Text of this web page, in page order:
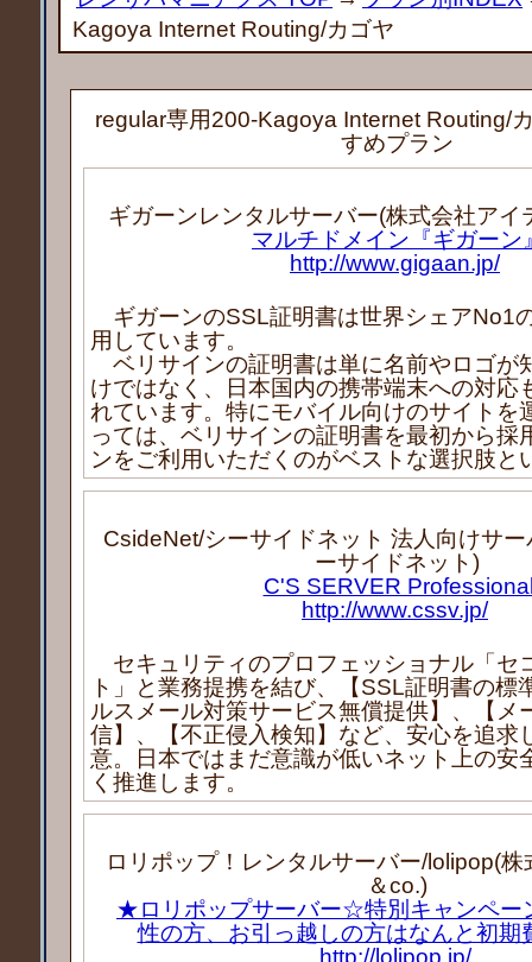
Kagoya Internet Routing/カゴヤ
regular専用200-Kagoya Internet Routing/
すめプラン
ギガーンレンタルサーバー(株式会社アイ
マルチドメイン『ギガーン
http://www.gigaan.jp/
ギガーンのSSL証明書は世界シェアNo1
用しています。
ベリサインの証明書は単に名前やロゴが
けではなく、日本国内の携帯端末への対応
れています。特にモバイル向けのサイトを
っては、ベリサインの証明書を最初から採
ンをご利用いただくのがベストな選択肢と
CsideNet/シーサイドネット 法人向けサ
ーサイドネット)
C'S SERVER
http://www.cssv.jp/
セキュリティのプロフェッショナル「セ
ト」と業務提携を結び、【SSL証明書の標
ルスメール対策サービス無償提供】、【メ
信】、【不正侵入検知】など、安心を追求
意。日本ではまだ意識が低いネット上の安
く推進します。
ロリポップ！レンタルサーバー/lolipop(
＆co.)
★ロリポップサーバー☆特別キャンペ
性の方、お引っ越しの方はなんと初期
http://lolipop.jp/